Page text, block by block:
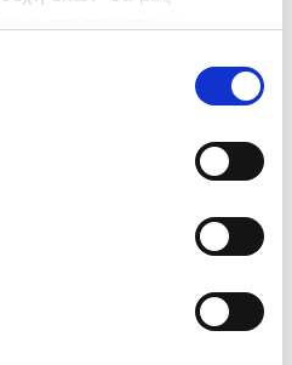
από τα παρακάτω με την
να ενημερωθείτε σχετικά με